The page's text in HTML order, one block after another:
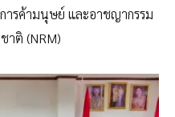
ารค้ามนุษย์ และอาชญากรรม
าติ (NRM)